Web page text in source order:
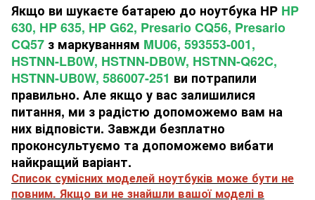
Якщо ви шукаєте батарею до ноутбука HP HP
630, HP 635, HP G62, Presario CQ56, Presario
CQ57 з маркуванням MU06, 593553-001,
HSTNN-LB0W, HSTNN-DB0W, HSTNN-Q62C,
HSTNN-UB0W, 586007-251 ви потрапили
правильно. Але якщо у вас залишилися
питання, ми з радістю допоможемо вам на
них відповісти. Завжди безплатно
проконсультуємо та допоможемо вибати
найкращий варіант.
Список сумісних моделей ноутбуків може бути не
повним. Якщо ви не знайшли вашої моделі в